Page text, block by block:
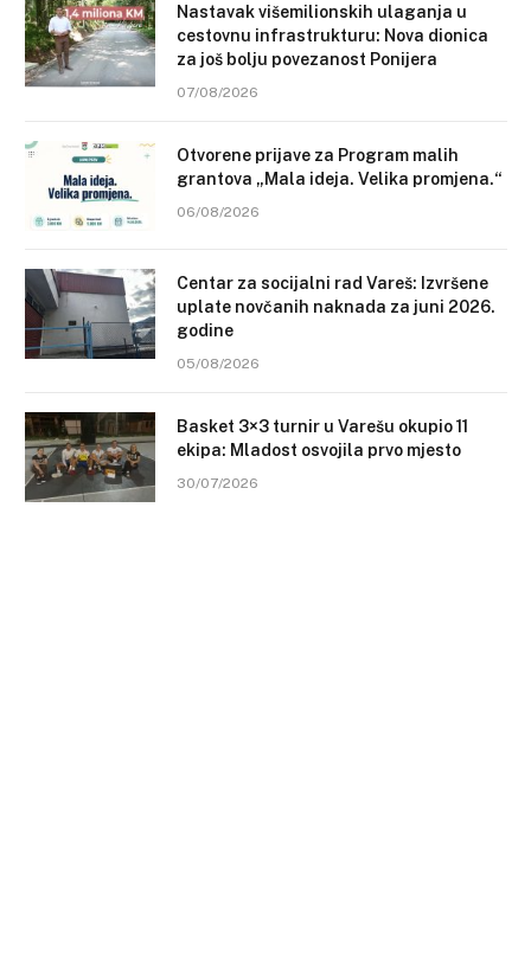
Nastavak višemilionskih ulaganja u
cestovnu infrastrukturu: Nova dionica
za još bolju povezanost Ponijera
07/08/2026
Otvorene prijave za Program malih
grantova „Mala ideja. Velika promjena.“
06/08/2026
Centar za socijalni rad Vareš: Izvršene
uplate novčanih naknada za juni 2026.
godine
05/08/2026
Basket 3×3 turnir u Varešu okupio 11
ekipa: Mladost osvojila prvo mjesto
30/07/2026